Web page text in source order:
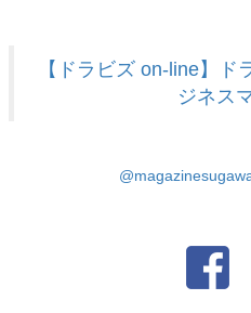
【ドラビズ on-line】
ジネス